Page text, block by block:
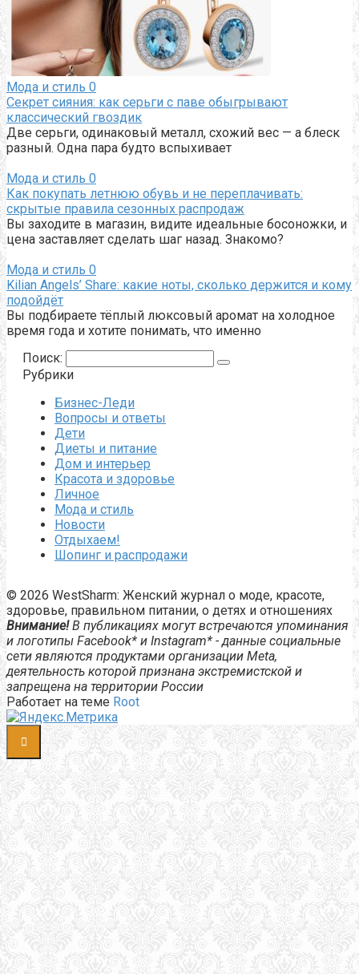
Мода и стиль 0
Секрет сияния: как серьги с паве обыгрывают
классический гвоздик
Две серьги, одинаковый металл, схожий вес — а блеск
разный. Одна пара будто вспыхивает
Мода и стиль 0
Как покупать летнюю обувь и не переплачивать:
скрытые правила сезонных распродаж
Вы заходите в магазин, видите идеальные босоножки, и
цена заставляет сделать шаг назад. Знакомо?
Мода и стиль 0
Kilian Angels’ Share: какие ноты, сколько держится и кому
подойдёт
Вы подбираете тёплый люксовый аромат на холодное
время года и хотите понимать, что именно
Поиск:
Рубрики
Бизнес-Леди
Вопросы и ответы
Дети
Диеты и питание
Дом и интерьер
Красота и здоровье
Личное
Мода и стиль
Новости
Отдыхаем!
Шопинг и распродажи
© 2026 WestSharm: Женский журнал о моде, красоте,
здоровье, правильном питании, о детях и отношениях
Внимание!В публикациях могут встречаются упоминания
и логотипы Facebook* и Instagram* - данные социальные
сети являются продуктами организации Meta,
деятельность которой признана экстремистской и
запрещена на территории России
Работает на теме Root